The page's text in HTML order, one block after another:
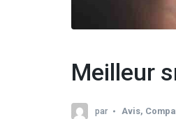
Meilleur
par Avis,